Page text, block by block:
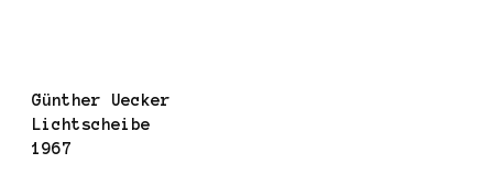
Günther Uecker
Lichtscheibe
1967